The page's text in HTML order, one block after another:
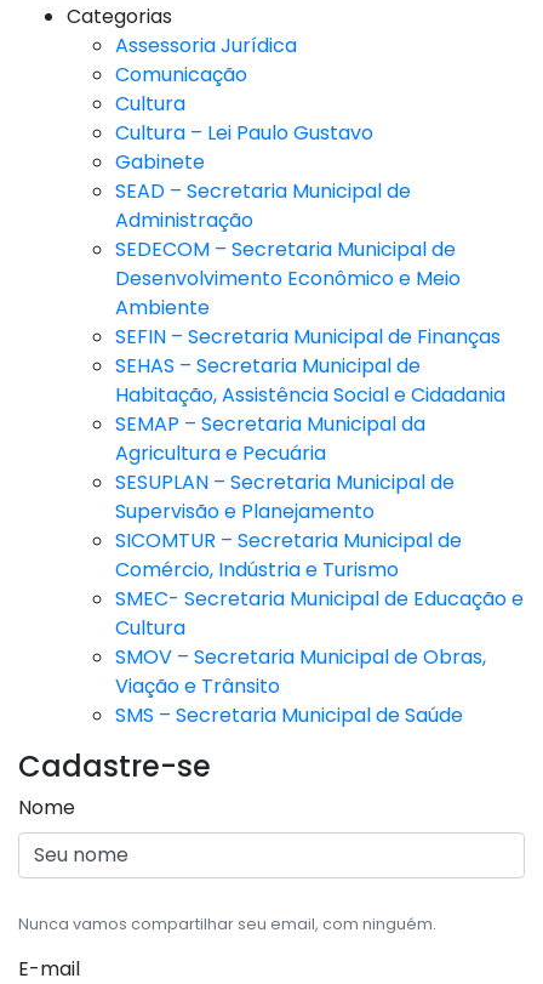
Categorias
Assessoria Jurídica
Comunicação
Cultura
Cultura – Lei Paulo Gustavo
Gabinete
SEAD – Secretaria Municipal de
Administração
SEDECOM – Secretaria Municipal de
Desenvolvimento Econômico e Meio
Ambiente
SEFIN – Secretaria Municipal de Finanças
SEHAS – Secretaria Municipal de
Habitação, Assistência Social e Cidadania
SEMAP – Secretaria Municipal da
Agricultura e Pecuária
SESUPLAN – Secretaria Municipal de
Supervisão e Planejamento
SICOMTUR – Secretaria Municipal de
Comércio, Indústria e Turismo
SMEC- Secretaria Municipal de Educação e
Cultura
SMOV – Secretaria Municipal de Obras,
Viação e Trânsito
SMS – Secretaria Municipal de Saúde
Cadastre-se
Nome
Nunca vamos compartilhar seu email, com ninguém.
E-mail